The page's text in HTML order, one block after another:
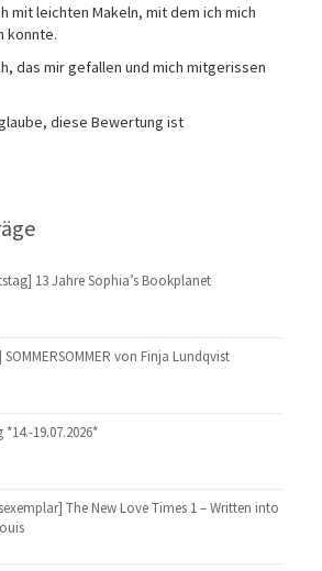
mit leichten Makeln, mit dem ich mich
konnte.
das mir gefallen und mich mitgerissen
diese Bewertung ist
13 Jahre Sophia’s Bookplanet
von Finja Lundqvist
*14.-19.07.2026*
The New Love Times 1 – Written into